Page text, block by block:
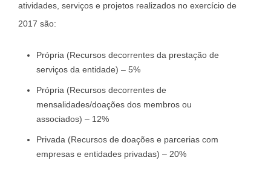
atividades, serviços e projetos realizados no exercício de
2017 são:
Própria (Recursos decorrentes da prestação de
serviços da entidade) – 5%
Própria (Recursos decorrentes de
mensalidades/doações dos membros ou
associados) – 12%
Privada (Recursos de doações e parcerias com
empresas e entidades privadas) – 20%